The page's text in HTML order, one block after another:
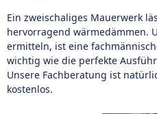
Ein zweischaliges Mauerwerk
hervorragend wärmedämmen.
ermitteln, ist eine
wichtig wie die perfekte
Unsere Fachberatung ist
kostenlos.